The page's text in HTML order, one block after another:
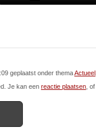
geplaatst onder themaActueel
Je kan een reactie plaatsen , of